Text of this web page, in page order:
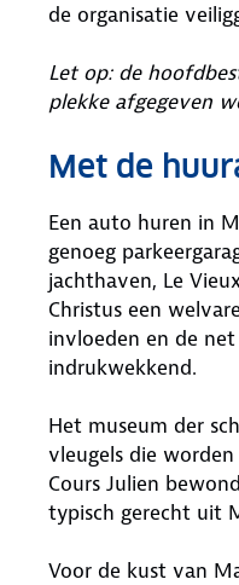
de organisatie
Let op: de
plekke afgegeven
Met de
Een auto huren in
genoeg
jachthaven, Le
Christus een
invloeden en de
indrukwekkend.
Het museum der
vleugels die
Cours Julien
typisch gerecht uit
Voor de kust van